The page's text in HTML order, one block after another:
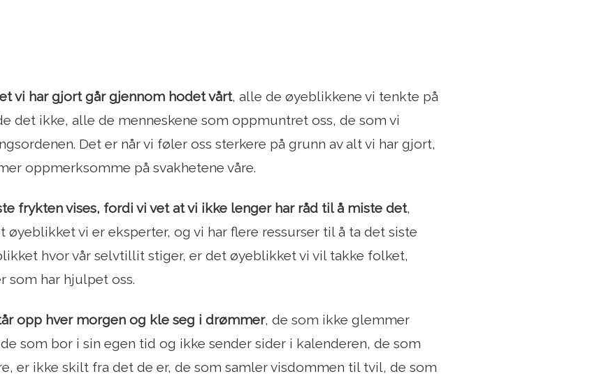
vi har gjort går gjennom hodet vårt, alle de øyeblikkene vi tenkte på
det ikke, alle de menneskene som oppmuntret oss, de som vi
Det er når vi føler oss sterkere på grunn av alt vi har gjort,
oppmerksomme på svakhetene våre.
frykten vises, fordi vi vet at vi ikke lenger har råd til å miste det,
øyeblikket vi er eksperter, og vi har flere ressurser til å ta det siste
hvor vår selvtillit stiger, er det øyeblikket vi vil takke folket,
som har hjulpet oss.
opp hver morgen og kle seg i drømmer, de som ikke glemmer
som bor i sin egen tid og ikke sender sider i kalenderen, de som
er ikke skilt fra det de er, de som samler visdommen til tvil, de som